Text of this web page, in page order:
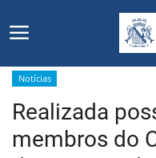
Início
Editais
Notícias
Realizada
membros do